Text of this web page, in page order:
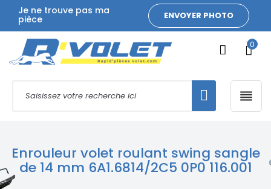
Je ne trouve pas ma
pièce ENVOYER PHOTO
0

Enrouleur volet roulant swing sangle
de 14 mm 6A1.6814/2C5 0P0 116.001